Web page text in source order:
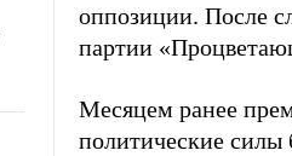
оппозиции. После
партии
Месяцем ранее
политические силы